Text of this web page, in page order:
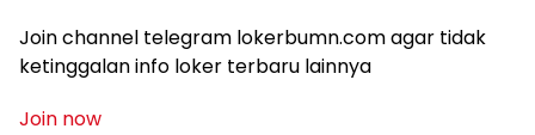
Join channel telegram lokerbumn.com agar tidak
ketinggalan info loker terbaru lainnya
Join now